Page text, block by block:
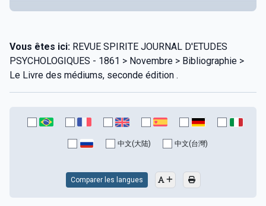
Vous êtes ici: REVUE SPIRITE JOURNAL D'ETUDES
PSYCHOLOGIQUES - 1861 > Novembre > Bibliographie >
Le Livre des médiums, seconde édition .
中文(大陆) 中文(台灣)
Comparer les langues